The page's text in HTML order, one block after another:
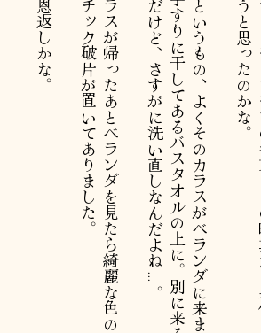
そ
れ
か
ら
と
い
う
も
の
、
よ
く
そ
の
カ
ラ
ス
が
ベ
ラ
ン
ダ
に
来
ま
す
｡
今
日
は
手
す
り
に
干
し
て
あ
る
バ
ス
タ
オ
ル
の
上
に
。
別
に
来
る
の
は
良
い
ん
だ
け
ど
、
さ
す
が
に
洗
い
直
し
な
ん
だ
よ
ね
…
。
そ
し
て
カ
ラ
ス
が
帰
っ
た
あ
と
ベ
ラ
ン
ダ
を
見
た
ら
綺
麗
な
色
の
謎
の
プ
ラ
ス
チ
ッ
ク
破
片
が
置
い
て
あ
り
ま
し
た
。